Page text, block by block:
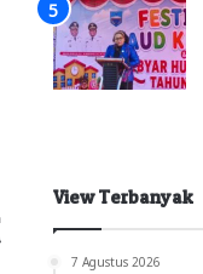
View Terbanyak
7 Agustus 2026